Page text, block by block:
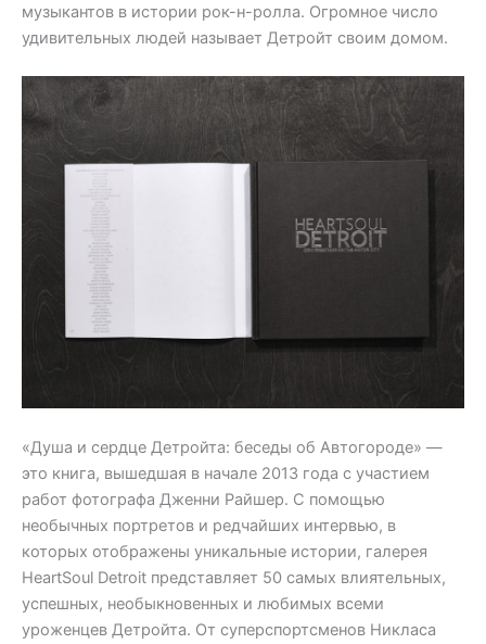
музыкантов в истории рок-н-ролла. Огромное число
удивительных людей называет Детройт своим домом.
«Душа и сердце Детройта: беседы об Автогороде» —
это книга, вышедшая в начале 2013 года с участием
работ фотографа Дженни Райшер. С помощью
необычных портретов и редчайших интервью, в
которых отображены уникальные истории, галерея
HeartSoul Detroit представляет 50 самых влиятельных,
успешных, необыкновенных и любимых всеми
уроженцев Детройта. От суперспортсменов Никласа